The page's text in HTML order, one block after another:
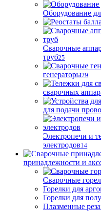
Оборудование
Сварочные
труб25
генераторы29
сварочных
для подачи
Электропечи и
электродов14
принадлежности и
Сварочные
Горелки для
Горелки для
Плазменные